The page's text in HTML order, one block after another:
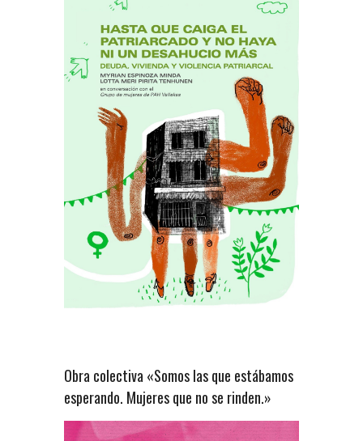
Obra colectiva «Somos las que estábamos
esperando. Mujeres que no se rinden.»